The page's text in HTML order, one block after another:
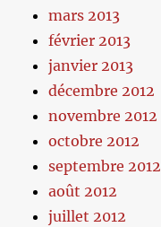
mars 2013
février 2013
janvier 2013
décembre 2012
novembre 2012
octobre 2012
septembre 2012
août 2012
juillet 2012